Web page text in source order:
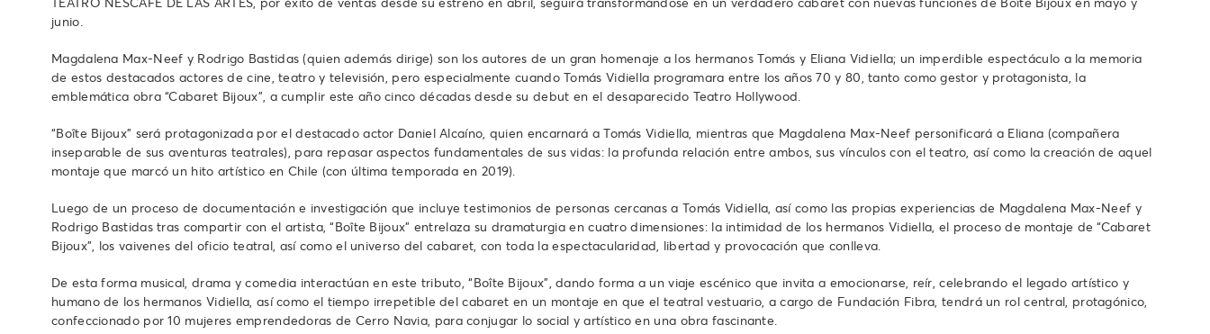
junio.
Magdalena Max-Neef y Rodrigo Bastidas (quien además dirige) son los autores de un gran homenaje a los hermanos Tomás y Eliana Vidiella; un imperdible espectáculo a la memoria
de estos destacados actores de cine, teatro y televisión, pero especialmente cuando Tomás Vidiella programara entre los años 70 y 80, tanto como gestor y protagonista, la
emblemática obra “Cabaret Bijoux”, a cumplir este año cinco décadas desde su debut en el desaparecido Teatro Hollywood.
“Boîte Bijoux” será protagonizada por el destacado actor Daniel Alcaíno, quien encarnará a Tomás Vidiella, mientras que Magdalena Max-Neef personificará a Eliana (compañera
inseparable de sus aventuras teatrales), para repasar aspectos fundamentales de sus vidas: la profunda relación entre ambos, sus vínculos con el teatro, así como la creación de aquel
montaje que marcó un hito artístico en Chile (con última temporada en 2019).
Luego de un proceso de documentación e investigación que incluye testimonios de personas cercanas a Tomás Vidiella, así como las propias experiencias de Magdalena Max-Neef y
Rodrigo Bastidas tras compartir con el artista, “Boîte Bijoux” entrelaza su dramaturgia en cuatro dimensiones: la intimidad de los hermanos Vidiella, el proceso de montaje de “Cabaret
Bijoux”, los vaivenes del oficio teatral, así como el universo del cabaret, con toda la espectacularidad, libertad y provocación que conlleva.
De esta forma musical, drama y comedia interactúan en este tributo, “Boîte Bijoux”, dando forma a un viaje escénico que invita a emocionarse, reír, celebrando el legado artístico y
humano de los hermanos Vidiella, así como el tiempo irrepetible del cabaret en un montaje en que el teatral vestuario, a cargo de Fundación Fibra, tendrá un rol central, protagónico,
confeccionado por 10 mujeres emprendedoras de Cerro Navia, para conjugar lo social y artístico en una obra fascinante.